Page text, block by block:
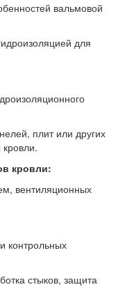
вальмовой
для
плит или других
кровли:
вентиляционных
контрольных
стыков, защита